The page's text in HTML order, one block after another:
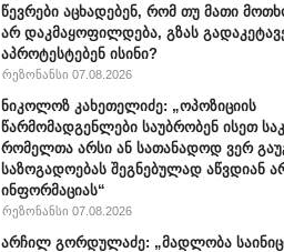
წევრები აცხადებენ, რომ თუ მათი
არ დაკმაყოფილდება, გზას
აპროტესტებენ ისინი?
რეზონანსი 07.08.2026
ნიკოლოზ კახეთელიძე: „ოპოზიციის
წარმომადგენლები საუბრობენ ისეთ
რომელთა არსი ან სათანადოდ ვერ
საზოგადოებას შეგნებულად აწვდიან
ინფორმაციას“
რეზონანსი 07.08.2026
არჩილ გორდულაძე: „მადლობა